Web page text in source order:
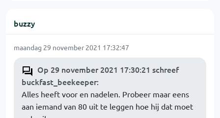
buzzy
maandag 29 november 2021 17:32:47
Op 29 november 2021 17:30:21 schreef
buckfast_beekeeper:
Alles heeft voor en nadelen. Probeer maar eens
aan iemand van 80 uit te leggen hoe hij dat moet